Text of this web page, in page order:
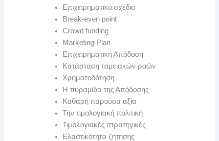
Επιχειρηματικό σχέδιο
Break-even point
Crowd funding
Marketing Plan
Επιχειρηματική Απόδοση
Κατάσταση ταμειακών ροών
Χρηματοδότηση
Η πυραμίδα της Απόδοσης
Καθαρή παρούσα αξία
Την τιμολογιακή πολιτική
Τιμολογιακές στρατηγικές
Ελαστικότητα ζήτησης